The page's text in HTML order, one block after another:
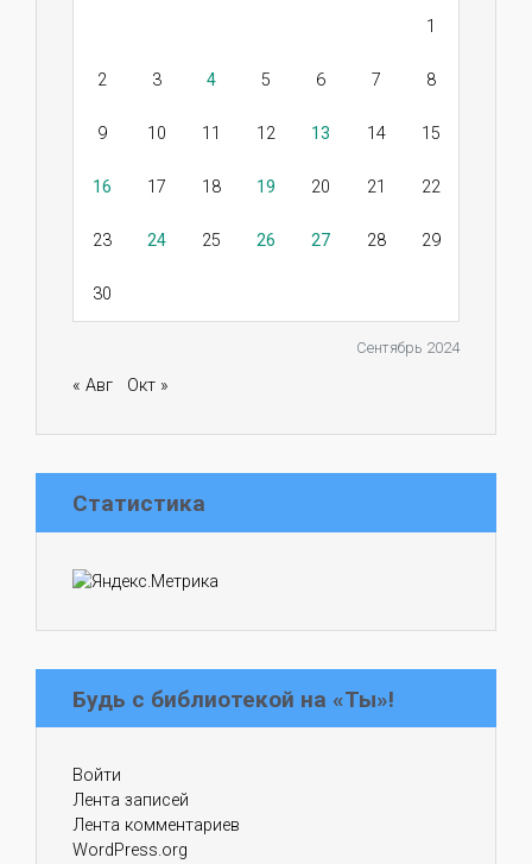
Сентябрь 2024
1
2 3 4 5 6 7 8
9 10 11 12 13 14 15
16 17 18 19 20 21 22
23 24 25 26 27 28 29
30
« Авг Окт »
Статистика
Будь с библиотекой на «Ты»!
Войти
Лента записей
Лента комментариев
WordPress.org